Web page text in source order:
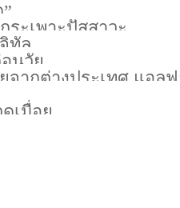
ระเพาะปัสสาวะ
ทัล
นวัย
จากต่างประเทศ แอล
วยพัฒนาสมองลูกน้อย
เมื่อย